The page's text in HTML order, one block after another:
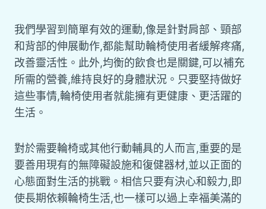
我們學習到簡單有效的運動,像是針對肩部、頸部
和背部的伸展動作,都能幫助輪椅使用者緩解疼痛,
改善靈活性。此外,均衡的飲食也是關鍵,可以補充
所需的營養,維持良好的身體狀況。只要堅持做好
這些事情,輪椅使用者就能擁有更健康、更活躍的
生活。
對於需要輪椅或其他行動輔具的人而言,重要的是
要善用現有的無障礙設施和復健器材,並以正面的
心態面對生活的挑戰。相信只要有決心和毅力,即
使長期依賴輪椅生活,也一樣可以過上幸福美滿的